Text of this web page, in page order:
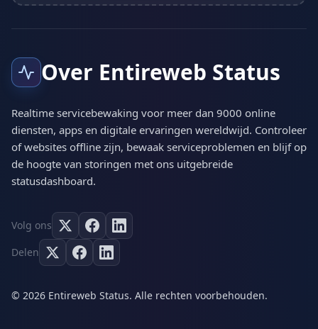
Over Entireweb Status
Realtime servicebewaking voor meer dan 9000 online
diensten, apps en digitale ervaringen wereldwijd. Controleer
of websites offline zijn, bewaak serviceproblemen en blijf op
de hoogte van storingen met ons uitgebreide
statusdashboard.
Volg ons
Delen
© 2026 Entireweb Status. Alle rechten voorbehouden.